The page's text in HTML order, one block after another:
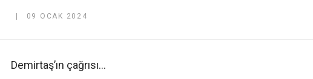
09 OCAK 2024
Demirtaş’ın çağrısı…